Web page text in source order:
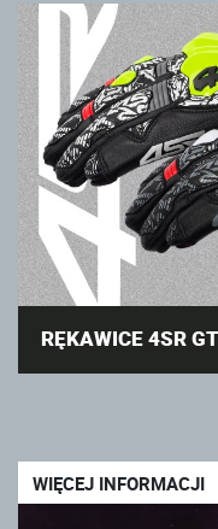
RĘKAWICE 4SR
WIĘCEJ INFORMACJI